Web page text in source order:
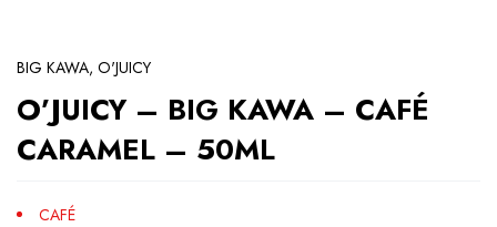
BIG KAWA, O'JUICY
O’JUICY – BIG KAWA – CAFÉ
CARAMEL – 50ML
CAFÉ